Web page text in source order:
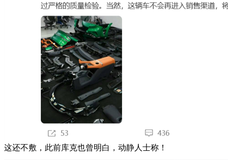
这还不敷，此前库克也曾明白，动静人士称！